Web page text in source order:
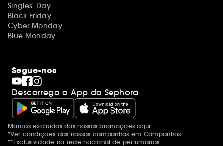
Singles' Day
Black Friday
Cyber Monday
Blue Monday
Segue-nos
Descarrega a App da Sephora
Menções adicionais
Marcas excluídas das nossas promoçõesaqui
*Ver condições das nossas campanhas em Campanhas
**Exclusividade na rede nacional de perfumarias.